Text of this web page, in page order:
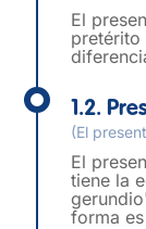
El
pretérito
1.2.
(El
El
tiene la
forma